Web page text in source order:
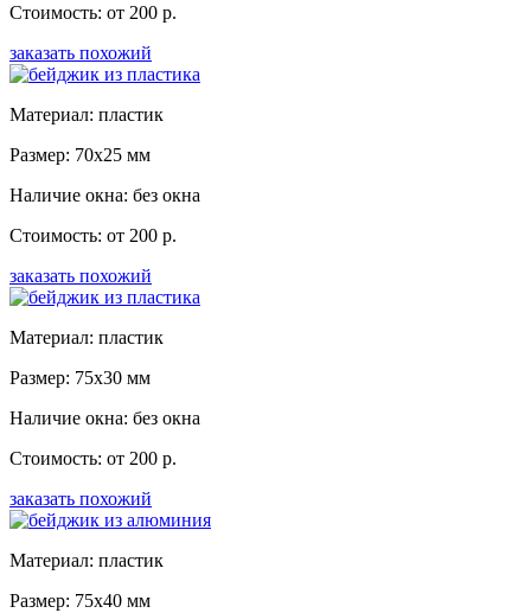
Стоимость: от 200 р.
заказать похожий
Материал: пластик
Размер: 70x25 мм
Наличие окна: без окна
Стоимость: от 200 р.
заказать похожий
Материал: пластик
Размер: 75x30 мм
Наличие окна: без окна
Стоимость: от 200 р.
заказать похожий
Материал: пластик
Размер: 75x40 мм